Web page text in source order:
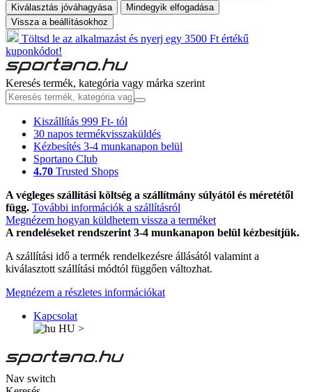
Kiválasztás jóváhagyása
Mindegyik elfogadása
Vissza a beállításokhoz
Töltsd le az alkalmazást és nyerj egy 3500 Ft értékű
kuponkódot!
Keresés termék, kategória vagy márka szerint
Kiszállítás 999 Ft- tól
30 napos termékvisszaküldés
Kézbesítés 3-4 munkanapon belül
Sportano Club
4.70 Trusted Shops
A végleges szállítási költség a szállítmány súlyától és méretétől
függ. További információk a szállításról
Megnézem hogyan küldhetem vissza a terméket
A rendeléseket rendszerint 3-4 munkanapon belül kézbesítjük.
A szállítási idő a termék rendelkezésre állásától valamint a
kiválasztott szállítási módtól függően változhat.
Megnézem a részletes információkat
Kapcsolat
HU >
Nav switch